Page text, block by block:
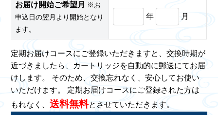
お届け開始ご希望月
※お
申込日の翌月より開始となり
ます。
年 月
定期お届けコースにご登録いただきますと、交換時期が
近づきましたら、カートリッジを自動的に郵送にてお届
けします。 そのため、交換忘れなく、安心してお使い
いただけます。 定期お届けコースにご登録された方は
もれなく、送料無料とさせていただきます。